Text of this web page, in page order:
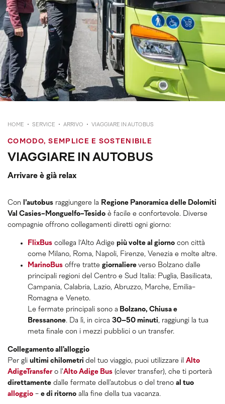
HOME SERVICE ARRIVO VIAGGIARE IN AUTOBUS
COMODO, SEMPLICE E SOSTENIBILE
VIAGGIARE IN AUTOBUS
Arrivare è già relax
Con l’autobus raggiungere la Regione Panoramica delle Dolomiti
Val Casies-Monguelfo-Tesido è facile e confortevole. Diverse
compagnie offrono collegamenti diretti ogni giorno:
FlixBus collega l’Alto Adige più volte al giorno con città
come Milano, Roma, Napoli, Firenze, Venezia e molte altre.
MarinoBus offre tratte giornaliere verso Bolzano dalle
principali regioni del Centro e Sud Italia: Puglia, Basilicata,
Campania, Calabria, Lazio, Abruzzo, Marche, Emilia-
Romagna e Veneto.
Le fermate principali sono a Bolzano, Chiusa e
Bressanone. Da lì, in circa 30–50 minuti, raggiungi la tua
meta finale con i mezzi pubblici o un transfer.
Collegamento all'alloggio
Per gli ultimi chilometri del tuo viaggio, puoi utilizzare il Alto
AdigeTransfero l'Alto Adige Bus (clever transfer), che ti porterà
direttamente dalle fermate dell'autobus o del treno al tuo
alloggio - e di ritorno alla fine della tua vacanza.